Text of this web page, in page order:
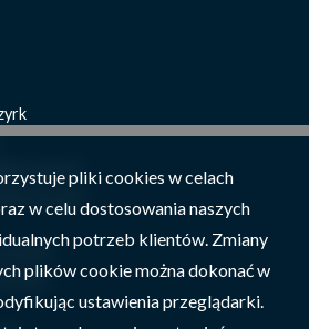
Szczyrkpliki cookies w celach
w celu dostosowania naszych
potrzeb klientów. Zmiany
plików cookie można dokonać w
ustawienia przeglądarki.